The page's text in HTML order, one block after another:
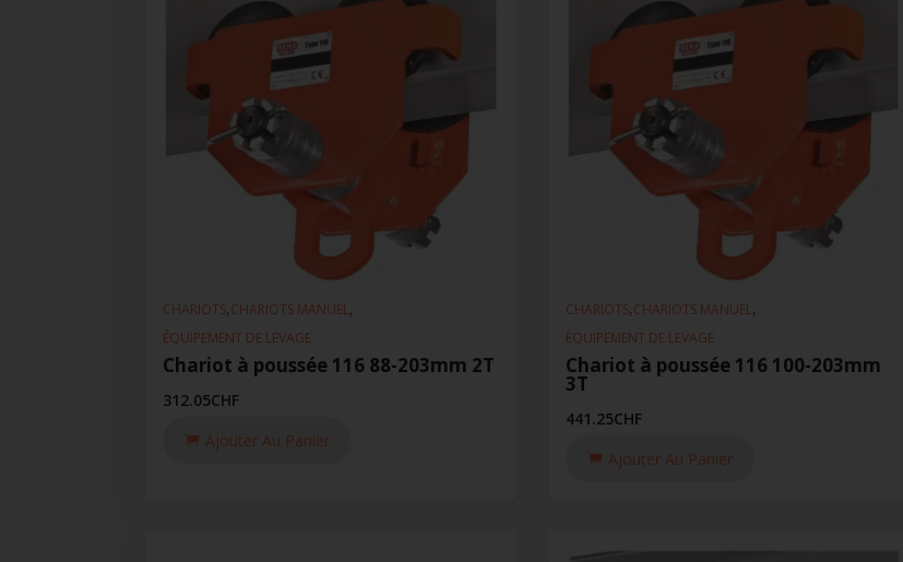
CHARIOTS,CHARIOTS MANUEL,
ÉQUIPEMENT DE LEVAGE
Chariot à poussée 116 88-203mm 2T
312.05CHF
Ajouter Au Panier
CHARIOTS,CHARIOTS MANUEL,
ÉQUIPEMENT DE LEVAGE
Chariot à poussée 116 100-203mm
3T
441.25CHF
Ajouter Au Panier